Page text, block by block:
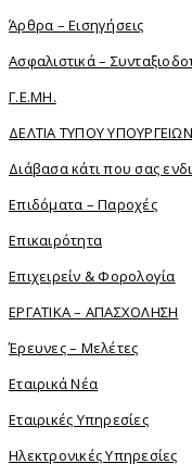
Άρθρα – Εισηγήσεις
Ασφαλιστικά –
Γ.Ε.ΜΗ.
ΔΕΛΤΙΑ ΤΥΠΟΥ ΥΠΟΥΡΓΕΙΩΝ
Διάβασα κάτι που σας
Επιδόματα – Παροχές
Επικαιρότητα
Επιχειρείν & Φορολογία
ΕΡΓΑΤΙΚΑ – ΑΠΑΣΧΟΛΗΣΗ
Έρευνες – Μελέτες
Εταιρικά Νέα
Εταιρικές Υπηρεσίες
Ηλεκτρονικές Υπηρεσίες